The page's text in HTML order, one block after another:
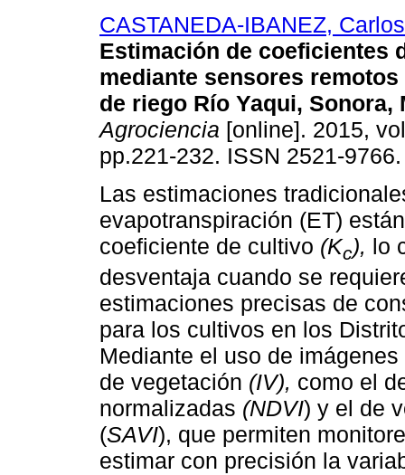
CASTANEDA-IBANEZ,
Estimación de coeficientes
mediante sensores
de riego Río Yaqui, Sonora,
Agrociencia [online]. 2015,
pp.221-232. ISSN 2521-9766.
Las estimaciones
evapotranspiración (ET)
coeficiente de cultivo (Kc), lo
desventaja cuando se
estimaciones precisas de
para los cultivos en los
Mediante el uso de
de vegetación (IV), como el
normalizadas (NDVI) y el de
(SAVI), que permiten
estimar con precisión la